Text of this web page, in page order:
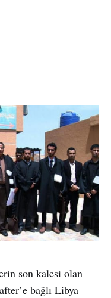
son kalesi olan
bağlı Libya